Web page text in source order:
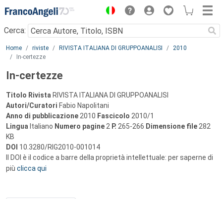
Menu
Cerca:
Main content
Home riviste RIVISTA ITALIANA DI GRUPPOANALISI
2010
In-certezze
In-certezze
Titolo Rivista RIVISTA ITALIANA DI GRUPPOANALISI
Autori/Curatori Fabio Napolitani
Anno di pubblicazione 2010 Fascicolo 2010/1
Lingua Italiano Numero pagine 2 P. 265-266 Dimensione file 282
KB
DOI 10.3280/RIG2010-001014
Il DOI è il codice a barre della proprietà intellettuale: per saperne di
più clicca qui